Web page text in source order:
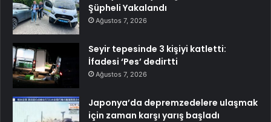
Şüpheli Yakalandı
Ağustos 7, 2026
Seyir tepesinde 3 kişiyi katletti:
İfadesi ‘Pes’ dedirtti
Ağustos 7, 2026
Japonya’da depremzedelere ulaşmak
için zaman karşı yarış başladı